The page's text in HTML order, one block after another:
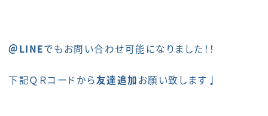
＠LINEでもお問い合わせ可能になりました！！
下記ＱＲコードから友達追加お願い致します♩